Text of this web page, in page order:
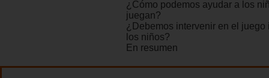
¿Cómo podemos ayudar a los
juegan?
¿Debemos intervenir en el juego
los niños?
En resumen